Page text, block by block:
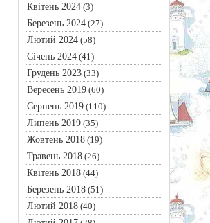
Квітень 2024(3)
Березень 2024(27)
Лютий 2024(58)
Січень 2024(41)
Грудень 2023(33)
Вересень 2019(60)
Серпень 2019(110)
Липень 2019(35)
Жовтень 2018(19)
Травень 2018(26)
Квітень 2018(44)
Березень 2018(51)
Лютий 2018(40)